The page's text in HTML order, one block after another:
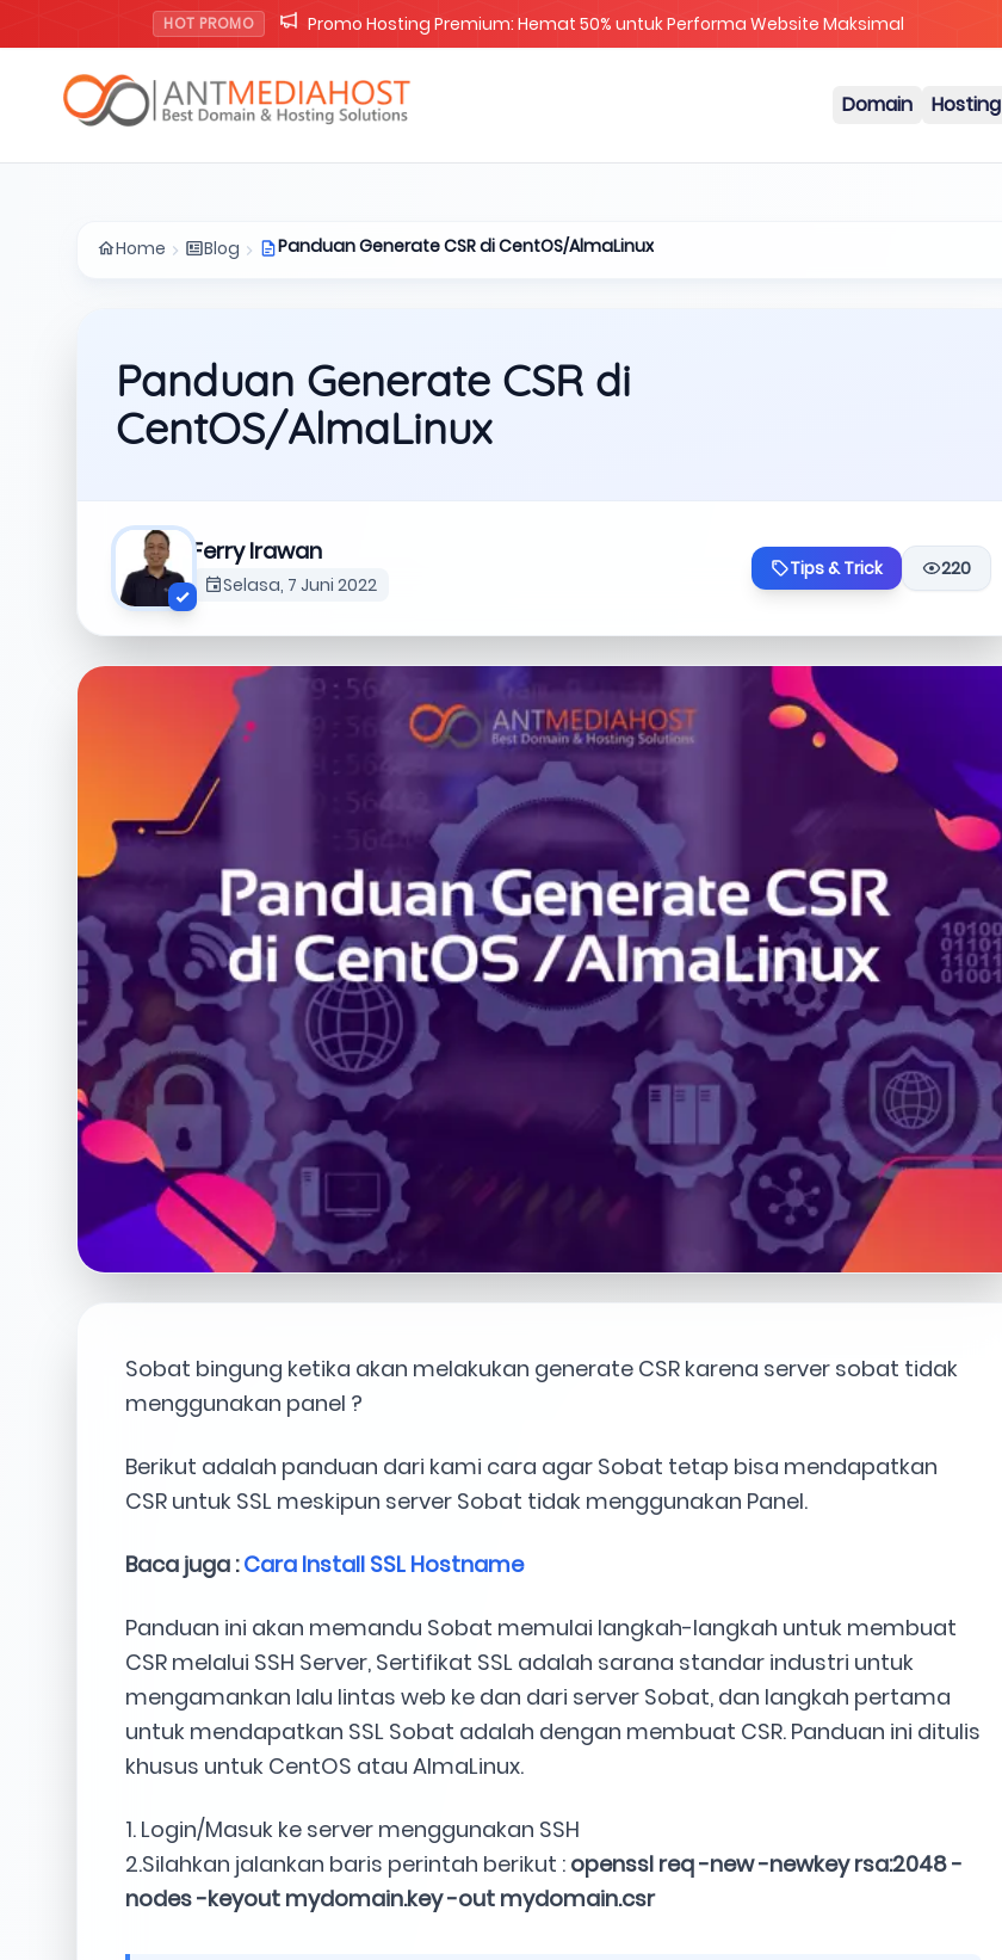
HOT PROMO Promo Lisensi cPanel Solo Cloud & Metal Diskon 25%
Domain Hosting
Home Blog Panduan Generate CSR di CentOS/AlmaLinux
Panduan Generate CSR di
CentOS/AlmaLinux
Ferry Irawan
Selasa, 7 Juni 2022
Tips & Trick 220
Sobat bingung ketika akan melakukan generate CSR karena server sobat tidak
menggunakan panel ?
Berikut adalah panduan dari kami cara agar Sobat tetap bisa mendapatkan
CSR untuk SSL meskipun server Sobat tidak menggunakan Panel.
Baca juga :Cara Install SSL Hostname
Panduan ini akan memandu Sobat memulai langkah-langkah untuk membuat
CSR melalui SSH Server, Sertifikat SSL adalah sarana standar industri untuk
mengamankan lalu lintas web ke dan dari server Sobat, dan langkah pertama
untuk mendapatkan SSL Sobat adalah dengan membuat CSR. Panduan ini ditulis
khusus untuk CentOS atau AlmaLinux.
1. Login/Masuk ke server menggunakan SSH
2.Silahkan jalankan baris perintah berikut : openssl req -new -newkey rsa:2048 -
nodes -keyout mydomain.key -out mydomain.csr